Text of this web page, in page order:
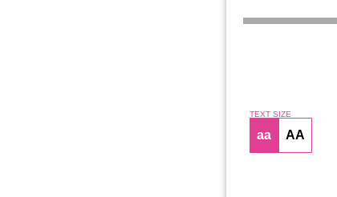
TEXT SIZE
aa AA